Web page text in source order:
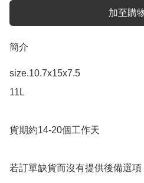
加至購
簡介
size.10.7x15x7.5
11L
貨期約14-20個工作天
若訂單缺貨而沒有提供後備選項